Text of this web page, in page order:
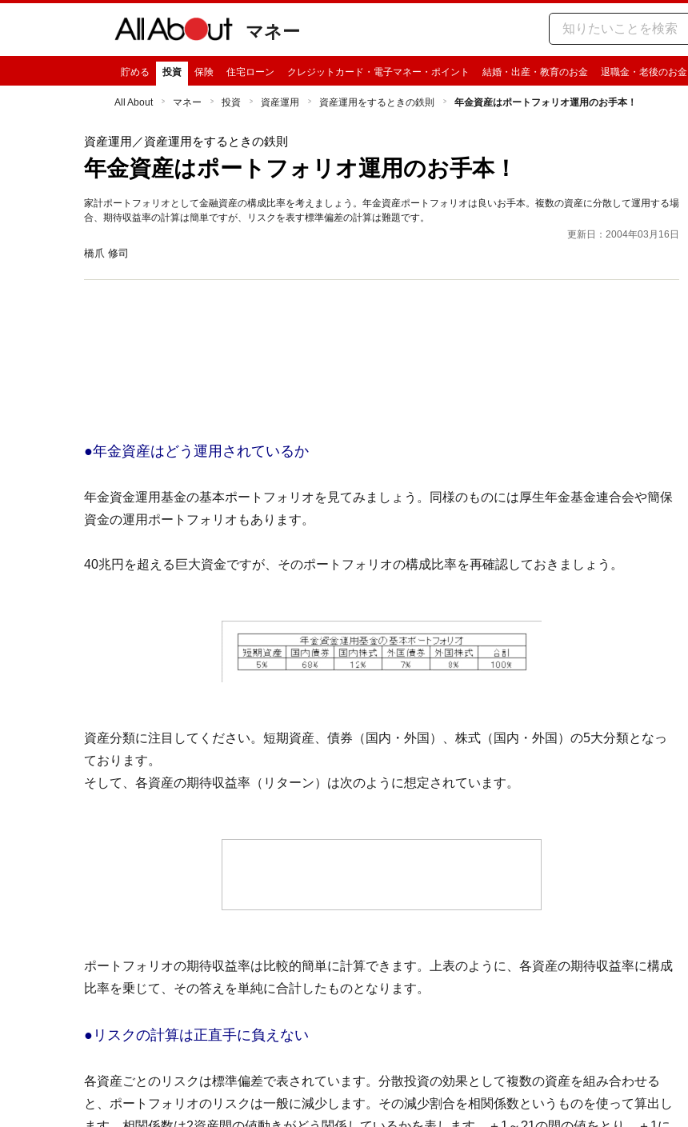
マネー
貯める 投資 保険 住宅ローン クレジットカード・電子マネー・ポイント 結婚・出産・教育のお金 退職金・老後のお金
All About マネー 投資 資産運用 資産運用をするときの鉄則 年金資産はポートフォリオ運用のお手本！
資産運用 ／資産運用をするときの鉄則
年金資産はポートフォリオ運用のお手本！
家計ポートフォリオとして金融資産の構成比率を考えましょう。年金資産ポートフォリオは良いお手本。複数の資産に分散して運用する場
合、期待収益率の計算は簡単ですが、リスクを表す標準偏差の計算は難題です。
更新日：2004年03月16日
橋爪 修司
●年金資産はどう運用されているか
年金資金運用基金の基本ポートフォリオを見てみましょう。同様のものには厚生年金基金連合会や簡保
資金の運用ポートフォリオもあります。
40兆円を超える巨大資金ですが、そのポートフォリオの構成比率を再確認しておきましょう。
資産分類に注目してください。短期資産、債券（国内・外国）、株式（国内・外国）の5大分類となっ
ております。
そして、各資産の期待収益率（リターン）は次のように想定されています。
ポートフォリオの期待収益率は比較的簡単に計算できます。上表のように、各資産の期待収益率に構成
比率を乗じて、その答えを単純に合計したものとなります。
●リスクの計算は正直手に負えない
各資産ごとのリスクは標準偏差で表されています。分散投資の効果として複数の資産を組み合わせる
と、ポートフォリオのリスクは一般に減少します。その減少割合を相関係数というものを使って算出し